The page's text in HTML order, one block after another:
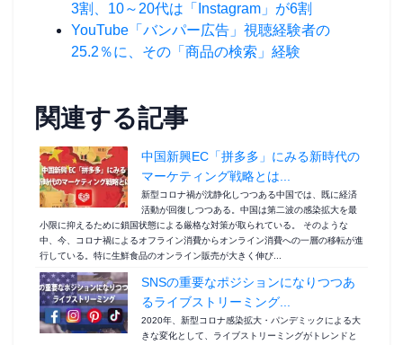
3割、10～20代は「Instagram」が6割
YouTube「バンパー広告」視聴経験者の
25.2％に、その「商品の検索」経験
関連する記事
中国新興EC「拼多多」にみる新時代の
マーケティング戦略とは...
新型コロナ禍が沈静化しつつある中国では、既に経済
活動が回復しつつある。中国は第二波の感染拡大を最
小限に抑えるために鎖国状態による厳格な対策が取られている。 そのような
中、今、コロナ禍によるオフライン消費からオンライン消費への一層の移転が進
行している。特に生鮮食品のオンライン販売が大きく伸び...
SNSの重要なポジションになりつつあ
るライブストリーミング...
2020年、新型コロナ感染拡大・パンデミックによる大
きな変化として、ライブストリーミングがトレンドと